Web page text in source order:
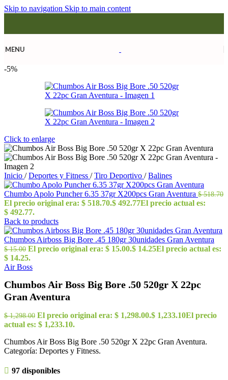
Skip to navigation Skip to main content
MENU
-5%
Click to enlarge
Inicio / Deportes y Fitness / Tiro Deportivo / Balines
Chumbo Apolo Puncher 6.35 37gr X200pcs Gran Aventura $518.70
El precio original era: $ 518.70.$ 492.77El precio actual es:
$ 492.77.
Back to products
Chumbos Airboss Big Bore .45 180gr 30unidades Gran Aventura
$15.00 El precio original era: $ 15.00.$ 14.25El precio actual es:
$ 14.25.
Air Boss
Chumbos Air Boss Big Bore .50 520gr X 22pc
Gran Aventura
$1,298.00 El precio original era: $ 1,298.00.$ 1,233.10El precio
actual es: $ 1,233.10.
Chumbos Air Boss Big Bore .50 520gr X 22pc Gran Aventura.
Categoría: Deportes y Fitness.
97 disponibles